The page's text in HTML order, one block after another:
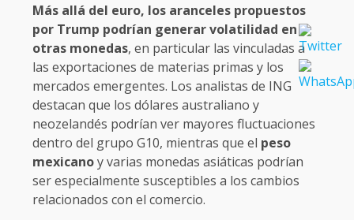
Más allá del euro, los aranceles propuestos
por Trump podrían generar volatilidad en
otras monedas, en particular las vinculadas a
las exportaciones de materias primas y los
mercados emergentes. Los analistas de ING
destacan que los dólares australiano y
neozelandés podrían ver mayores fluctuaciones
dentro del grupo G10, mientras que el peso
mexicanoy varias monedas asiáticas podrían
ser especialmente susceptibles a los cambios
relacionados con el comercio.